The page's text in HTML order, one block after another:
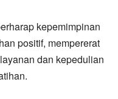
kepemimpinan
positif, mempererat
dan kepedulian